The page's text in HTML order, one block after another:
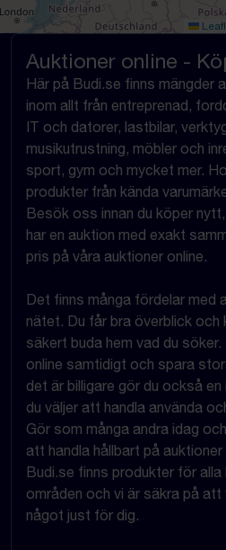
Auktioner online -
Här på Budi.se finns mängder
inom allt från entreprenad,
IT och datorer, lastbilar,
musikutrustning, möbler och
sport, gym och mycket mer.
produkter från kända
Besök oss innan du köper
har en auktion med exakt
pris på våra auktioner online.
Det finns många fördelar med
nätet. Du får bra överblick och
säkert buda hem vad du
online samtidigt och spara
det är billigare gör du också
du väljer att handla använda
Gör som många andra idag
att handla hållbart på
Budi.se finns produkter för alla
områden och vi är säkra på att
något just för dig.